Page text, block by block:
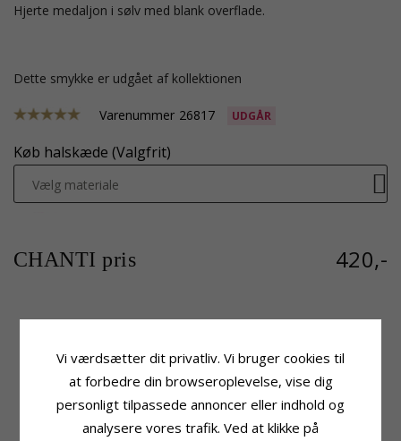
hjerte medaljon i sølv med blank overflade.
Dette smykke er udgået af kollektionen
Varenummer 26817 UDGÅR
Køb halskæde (Valgfrit)
Vælg materiale
CHANTI pris 420,-
Tillægsord: 15 mm
Vedhæng: Hjerte Medaljon
Overflade: Blank
Højde: 25,0 mm
Højde Ekskl. Øsken: 15,0 mm
Bredde Åben:
30,0 mm
Dybde Lukket:7,3 mm
Vi værdsætter dit privatliv. Vi bruger cookies til
at forbedre din browseroplevelse, vise dig
personligt tilpassede annoncer eller indhold og
analysere vores trafik. Ved at klikke på